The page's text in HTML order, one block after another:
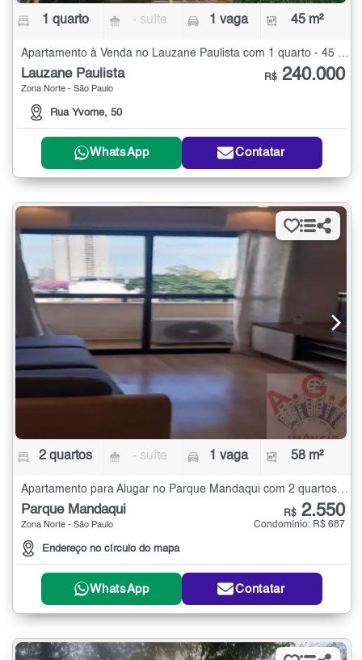
1 quarto - suíte 1 vaga 45 m²
Lauzane Paulista
Zona Norte - São Paulo
Rua Yvorne, 50
R$ 240.000
WhatsApp Contatar
2 quartos - suíte 1 vaga 58 m²
Apartamento para Alugar no Parque Mandaqui com 2 quartos - 58 m²
Parque Mandaqui
Zona Norte - São Paulo
Endereço no círculo do mapa
R$ 2.550
Condomínio: R$ 687
WhatsApp Contatar